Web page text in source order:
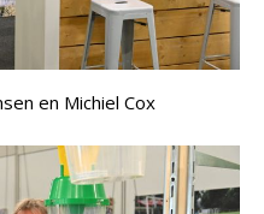
en Michiel Cox